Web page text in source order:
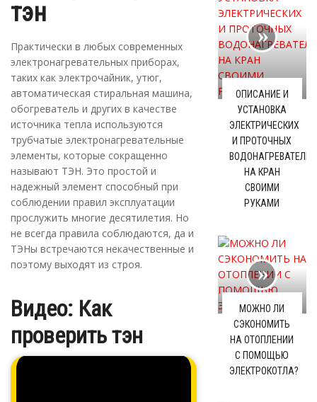
тэн
Практически в любых современных
электронагревательных приборах,
таких как электрочайник, утюг,
автоматическая стиральная машина,
обогреватель и других в качестве
источника тепла используются
трубчатые электронагревательные
элементы, которые сокращенно
называют ТЭН. Это простой и
надежный элемент способный при
соблюдении правил эксплуатации
прослужить многие десятилетия. Но
не всегда правила соблюдаются, да и
ТЭНы встречаются некачественные и
поэтому выходят из строя.
Видео: Как
проверить тэн
ОПИСАНИЕ И
УСТАНОВКА
ЭЛЕКТРИЧЕСКИХ
И ПРОТОЧНЫХ
ВОДОНАГРЕВАТЕЛЕЙ
НА КРАН
СВОИМИ
РУКАМИ
МОЖНО ЛИ
СЭКОНОМИТЬ
НА ОТОПЛЕНИИ
С ПОМОЩЬЮ
ЭЛЕКТРОКОТЛА?